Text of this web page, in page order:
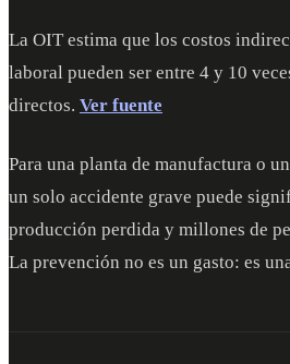
La OIT estima que los costos
laboral pueden ser entre 4 y 10
directos. Ver fuente
Para una planta de manufactura o
un solo accidente grave puede
producción perdida y millones de
La prevención no es un gasto: es